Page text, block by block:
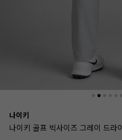
나이키
나이키 골프 빅사이즈 그레이 드